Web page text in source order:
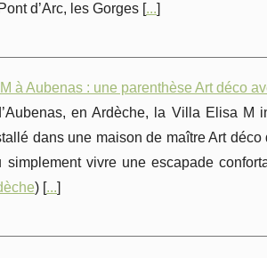
d’Arc, les Gorges [...]
à Aubenas : une parenthèse Art déco
en Ardèche, la Villa Elisa M
dans une maison de maître Art
simplement vivre une escapade
) [...]